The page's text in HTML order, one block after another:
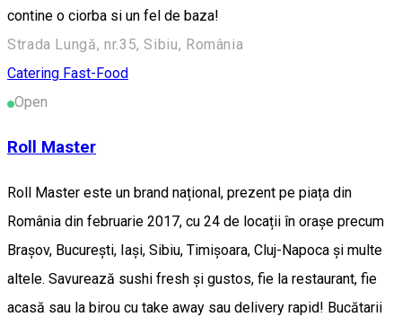
contine o ciorba si un fel de baza!
Strada Lungă, nr.35, Sibiu, România
Catering Fast-Food
Open
Roll Master
Roll Master este un brand național, prezent pe piața din
România din februarie 2017, cu 24 de locații în orașe precum
Brașov, București, Iași, Sibiu, Timișoara, Cluj-Napoca și multe
altele. Savurează sushi fresh și gustos, fie la restaurant, fie
acasă sau la birou cu take away sau delivery rapid! Bucătarii